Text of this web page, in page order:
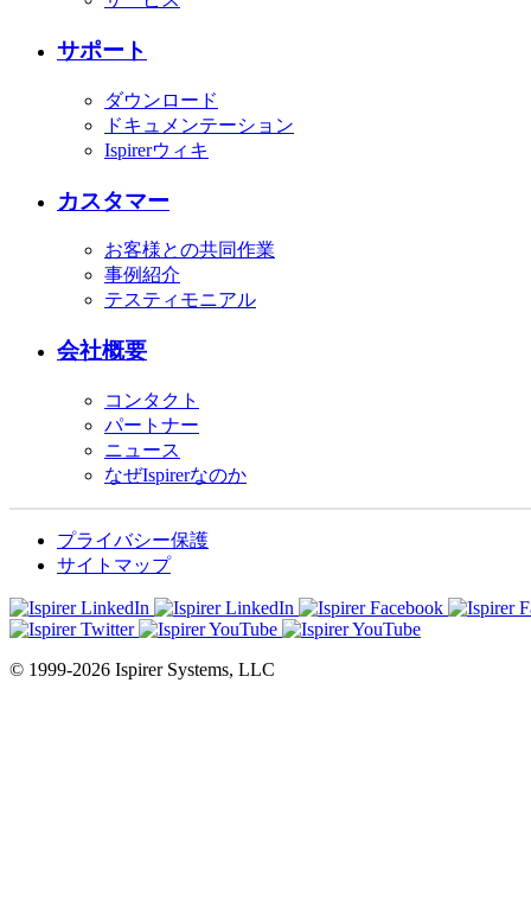
サポート
ダウンロード
ドキュメンテーション
Ispirerウィキ
カスタマー
お客様との共同作業
事例紹介
テスティモニアル
会社概要
コンタクト
パートナー
ニュース
なぜIspirerなのか
プライバシー保護
サイトマップ
© 1999-2026 Ispirer Systems, LLC